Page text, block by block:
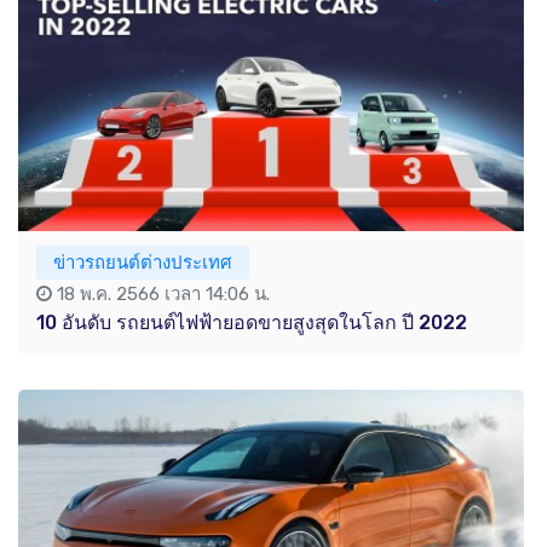
ข่าวรถยนต์ต่างประเทศ
18 พ.ค. 2566 เวลา 14:06 น.
10 อันดับ รถยนต์ไฟฟ้ายอดขายสูงสุดในโลก ปี 2022